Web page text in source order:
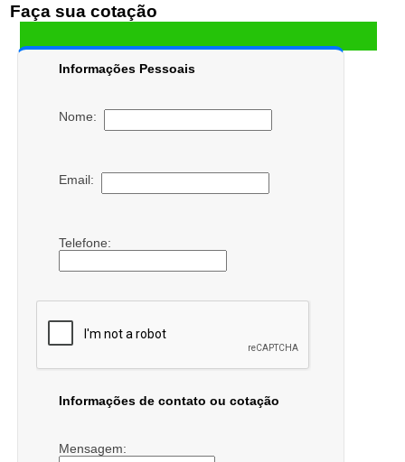
Faça sua cotação
Informações Pessoais
Nome:
Email:
Telefone:
Informações de contato ou cotação
Mensagem: